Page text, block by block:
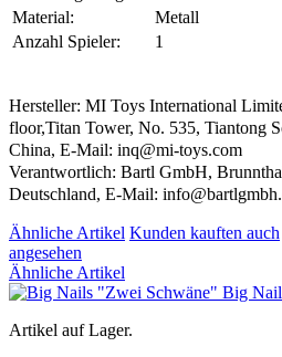
Material:
Metall
Anzahl Spieler:
1
Hersteller: MI Toys International
floor,Titan Tower, No. 535, Tiantong
China, E-Mail: inq@mi-toys.com
Verantwortlich: Bartl GmbH,
Deutschland, E-Mail:
Ähnliche Artikel Kunden kauften auch
angesehen
Ähnliche Artikel
Big
Artikel auf Lager.